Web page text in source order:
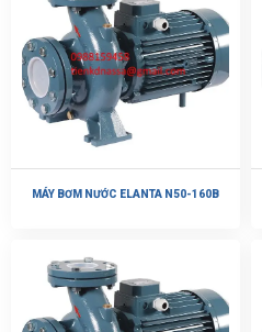
MÁY BƠM NƯỚC ELANTA N50-160B